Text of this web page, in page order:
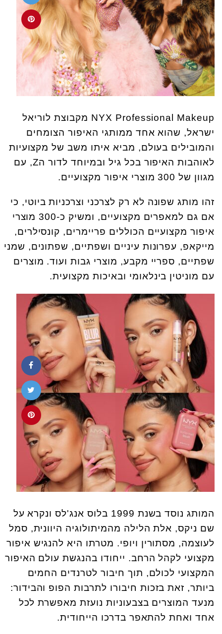
NYX Professional Makeup מקבוצת לוריאל
ישראל, שהוא אחד ממותגי האיפור הצומחים
והמובילים בעולם, מביא איתו משב של מקצועיות
לאוהבות האיפור בכל גיל ובמיוחד לדור הZ, עם
מגוון של 300 מוצרי איפור מקצועיים.
זהו מותג שפונה לא רק לצרכני וצרכניות ביוטי, כי
אם גם למאפרים מקצועיים, ומשיק כ-300 מוצרי
איפור מקצועיים הכוללים פריימרים, קונסילרים,
מייקאפ, עפרונות עיניים ושפתיים, שפתונים, שמני
שפתיים, ספריי מקבע, מוצרי גבות ועוד. מוצרים
עם מוניטין בינלאומי ובאיכות מקצועית.
המותג נוסד בשנת 1999 בלוס אנג'לס ונקרא על
שם ניקס, אלת הלילה מהמיתולוגיה היוונית, סמל
לעוצמה, מסתורין ויופי. מטרתו היא להנגיש איפור
מקצועי לקהל הרחב. ייחודו בהנגשת עולם האיפור
המקצועי לכולם, תוך חיבור לטרנדים החמים
ביותר, זאת בזכות חיבורו לתרבות הפופ והבידור:
מנעד המוצרים בצבעוניות נועזת מאפשרת לכל
אחד ואחת להתאפר בדרכו הייחודית.